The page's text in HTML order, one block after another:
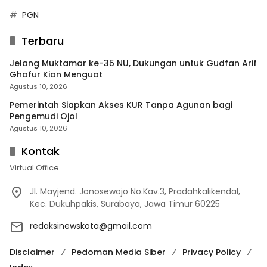
PGN
Terbaru
Jelang Muktamar ke-35 NU, Dukungan untuk Gudfan Arif
Ghofur Kian Menguat
Agustus 10, 2026
Pemerintah Siapkan Akses KUR Tanpa Agunan bagi
Pengemudi Ojol
Agustus 10, 2026
Kontak
Virtual Office
Jl. Mayjend. Jonosewojo No.Kav.3, Pradahkalikendal,
Kec. Dukuhpakis, Surabaya, Jawa Timur 60225
redaksinewskota@gmail.com
Disclaimer Pedoman Media Siber
Privacy Policy